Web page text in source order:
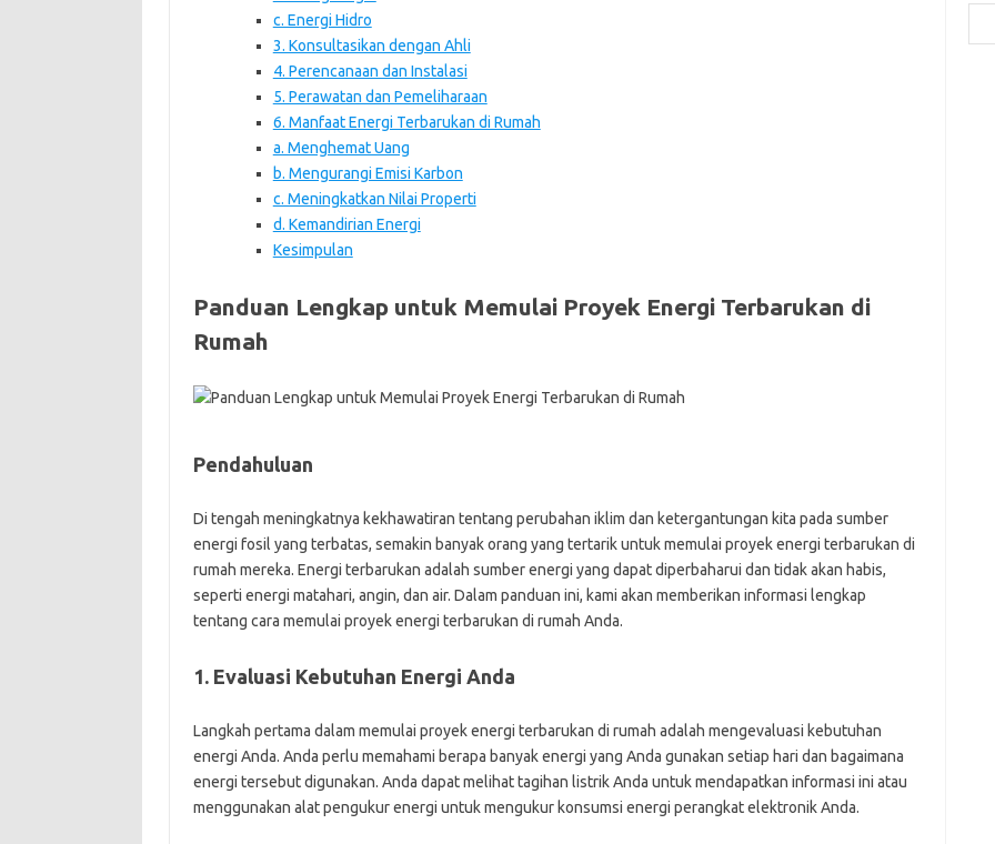
c. Energi Hidro
3. Konsultasikan dengan Ahli
4. Perencanaan dan Instalasi
5. Perawatan dan Pemeliharaan
6. Manfaat Energi Terbarukan di Rumah
a. Menghemat Uang
b. Mengurangi Emisi Karbon
c. Meningkatkan Nilai Properti
d. Kemandirian Energi
Kesimpulan
Panduan Lengkap untuk Memulai Proyek Energi Terbarukan di
Rumah
Pendahuluan
Di tengah meningkatnya kekhawatiran tentang perubahan iklim dan ketergantungan kita pada sumber
energi fosil yang terbatas, semakin banyak orang yang tertarik untuk memulai proyek energi terbarukan di
rumah mereka. Energi terbarukan adalah sumber energi yang dapat diperbaharui dan tidak akan habis,
seperti energi matahari, angin, dan air. Dalam panduan ini, kami akan memberikan informasi lengkap
tentang cara memulai proyek energi terbarukan di rumah Anda.
1. Evaluasi Kebutuhan Energi Anda
Langkah pertama dalam memulai proyek energi terbarukan di rumah adalah mengevaluasi kebutuhan
energi Anda. Anda perlu memahami berapa banyak energi yang Anda gunakan setiap hari dan bagaimana
energi tersebut digunakan. Anda dapat melihat tagihan listrik Anda untuk mendapatkan informasi ini atau
menggunakan alat pengukur energi untuk mengukur konsumsi energi perangkat elektronik Anda.